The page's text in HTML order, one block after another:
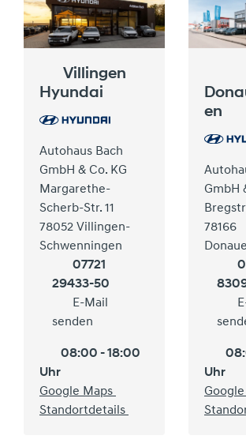
Villingen
Hyundai
Autohaus Bach
GmbH & Co. KG
Margarethe-
Scherb-Str. 11
78052 Villingen-
Schwenningen
07721
29433-50
E-Mail
senden
08:00 - 18:00
Uhr
Google Maps
Standortdetails
en
GmbH
78166
Uhr